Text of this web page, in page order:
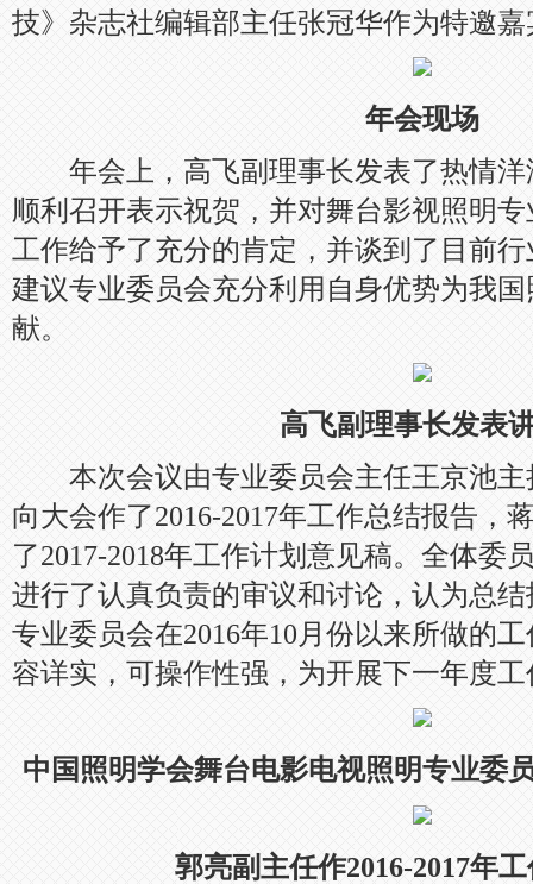
技》杂志社编辑部主任张冠华作为特邀
年会现场
年会上，高飞副理事长发表了热情洋
顺利召开表示祝贺，并对舞台影视照明
工作给予了充分的肯定，并谈到了目前
建议专业委员会充分利用自身优势为我
献。
高飞副理事长发表
本次会议由专业委员会主任王京池主
向大会作了2016-2017年工作总结报告，
了2017-2018年工作计划意见稿。全体委
进行了认真负责的审议和讨论，认为总
专业委员会在2016年10月份以来所做的
容详实，可操作性强，为开展下一年度
中国照明学会舞台电影电视照明专业委
郭亮副主任作2016-2017年